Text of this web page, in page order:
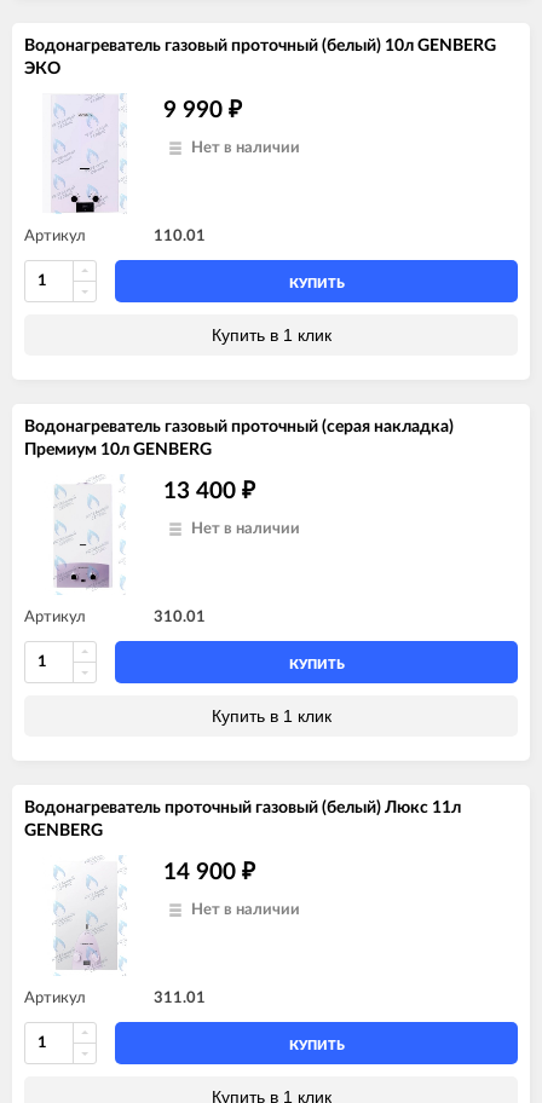
Водонагреватель газовый проточный (белый) 10л GENBERG
ЭКО
9 990 ₽
Нет в наличии
Артикул 110.01
КУПИТЬ
Купить в 1 клик
Водонагреватель газовый проточный (серая накладка)
Премиум 10л GENBERG
13 400 ₽
Нет в наличии
Артикул 310.01
КУПИТЬ
Купить в 1 клик
Водонагреватель проточный газовый (белый) Люкс 11л
GENBERG
14 900 ₽
Нет в наличии
Артикул 311.01
КУПИТЬ
Купить в 1 клик